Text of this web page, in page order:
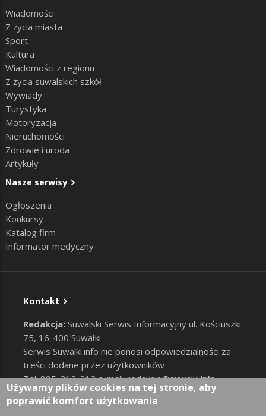
Wiadomości
Z życia miasta
Sport
Kultura
Wiadomości z regionu
Z życia suwalskich szkół
Wywiady
Turystyka
Motoryzacja
Nieruchomości
Zdrowie i uroda
Artykuły
Nasze serwisy
Ogłoszenia
Konkursy
Katalog firm
Informator medyczny
Kontakt
Redakcja: Suwalski Serwis Informacyjny ul. Kościuszki
75, 16-400 Suwałki
Serwis Suwalki.info nie ponosi odpowiedzialności za
treści dodane przez użytkowników
Tel: 885-212-212 e-mail:redakcja@suwalki.info,
reklama@suwalki.info
RODO |Cookies
Używamy plików cookies na tej stronie, aby
poprawić komfort użytkowania